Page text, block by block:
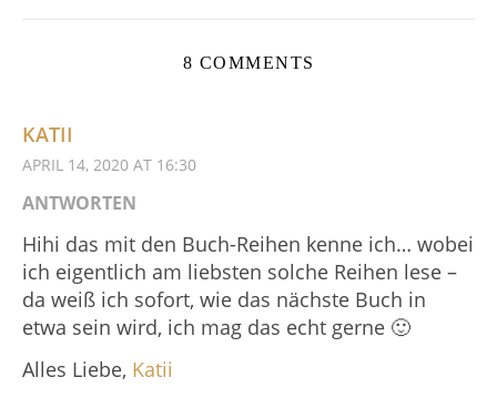
8 COMMENTS
KATII
APRIL 14, 2020 AT 16:30
ANTWORTEN
Hihi das mit den Buch-Reihen kenne ich… wobei
ich eigentlich am liebsten solche Reihen lese –
da weiß ich sofort, wie das nächste Buch in
etwa sein wird, ich mag das echt gerne 🙂
Alles Liebe, Katii